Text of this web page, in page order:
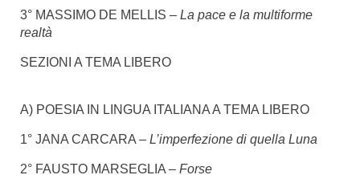
3° MASSIMO DE MELLIS – La pace e la multiforme
realtà
SEZIONI A TEMA LIBERO
A) POESIA IN LINGUA ITALIANA A TEMA LIBERO
1° JANA CARCARA – L’imperfezione di quella Luna
2° FAUSTO MARSEGLIA – Forse